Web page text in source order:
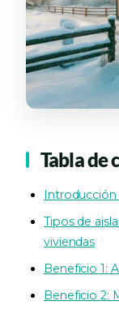
Tabla de
Introducción
Tipos de
viviendas
Beneficio 1:
Beneficio 2: